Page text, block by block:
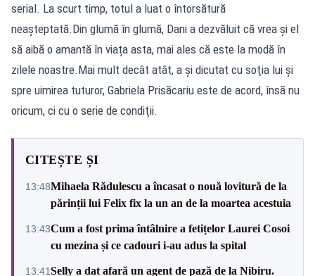
serial. La scurt timp, totul a luat o întorsătură
neașteptată.Din glumă în glumă, Dani a dezvăluit că vrea și el
să aibă o amantă în viața asta, mai ales că este la modă în
zilele noastre.Mai mult decât atât, a şi dicutat cu soţia lui şi
spre uimirea tuturor, Gabriela Prisăcariu este de acord, însă nu
oricum, ci cu o serie de condiţii.
CITEȘTE ȘI
13:48Mihaela Rădulescu a încasat o nouă lovitură de la
părinții lui Felix fix la un an de la moartea acestuia
13:43Cum a fost prima întâlnire a fetițelor Laurei Cosoi
cu mezina și ce cadouri i-au adus la spital
13:41Selly a dat afară un agent de pază de la Nibiru.